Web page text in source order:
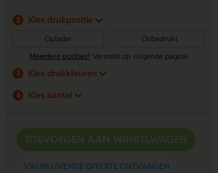
2 Kies drukpositie
Oplader
Onbedrukt
Meerdere posities? Vermeld op volgende pagina!
3
Kies drukkleuren
4 Kies aantal
TOEVOEGEN AAN WINKELWAGEN
VRIJBLIJVENDE OFFERTE ONTVANGEN